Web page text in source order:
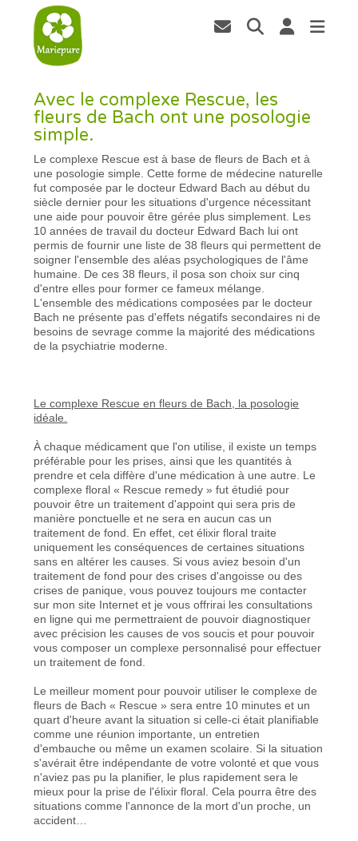
Avec le complexe Rescue, les
fleurs de Bach ont une posologie
simple.
Le complexe Rescue est à base de fleurs de Bach et à
une posologie simple. Cette forme de médecine naturelle
fut composée par le docteur Edward Bach au début du
siècle dernier pour les situations d'urgence nécessitant
une aide pour pouvoir être gérée plus simplement. Les
10 années de travail du docteur Edward Bach lui ont
permis de fournir une liste de 38 fleurs qui permettent de
soigner l'ensemble des aléas psychologiques de l'âme
humaine. De ces 38 fleurs, il posa son choix sur cinq
d'entre elles pour former ce fameux mélange.
L'ensemble des médications composées par le docteur
Bach ne présente pas d'effets négatifs secondaires ni de
besoins de sevrage comme la majorité des médications
de la psychiatrie moderne.
Le complexe Rescue en fleurs de Bach, la posologie
idéale.
À chaque médicament que l'on utilise, il existe un temps
préférable pour les prises, ainsi que les quantités à
prendre et cela diffère d'une médication à une autre. Le
complexe floral « Rescue remedy » fut étudié pour
pouvoir être un traitement d'appoint qui sera pris de
manière ponctuelle et ne sera en aucun cas un
traitement de fond. En effet, cet élixir floral traite
uniquement les conséquences de certaines situations
sans en altérer les causes. Si vous aviez besoin d'un
traitement de fond pour des crises d'angoisse ou des
crises de panique, vous pouvez toujours me contacter
sur mon site Internet et je vous offrirai les consultations
en ligne qui me permettraient de pouvoir diagnostiquer
avec précision les causes de vos soucis et pour pouvoir
vous composer un complexe personnalisé pour effectuer
un traitement de fond.
Le meilleur moment pour pouvoir utiliser le complexe de
fleurs de Bach « Rescue » sera entre 10 minutes et un
quart d'heure avant la situation si celle-ci était planifiable
comme une réunion importante, un entretien
d'embauche ou même un examen scolaire. Si la situation
s'avérait être indépendante de votre volonté et que vous
n'aviez pas pu la planifier, le plus rapidement sera le
mieux pour la prise de l'élixir floral. Cela pourra être des
situations comme l'annonce de la mort d'un proche, un
accident…